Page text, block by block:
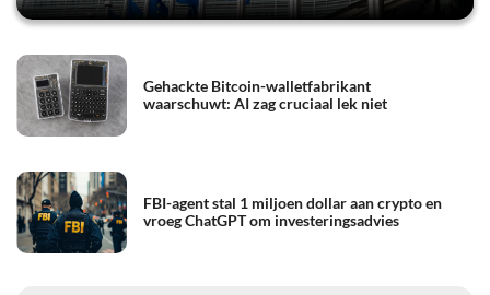
Gehackte Bitcoin-walletfabrikant
waarschuwt: AI zag cruciaal lek niet
FBI-agent stal 1 miljoen dollar aan crypto en
vroeg ChatGPT om investeringsadvies